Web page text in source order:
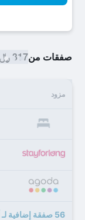
صفقات من317 ﷼
مزود
56 صفقة إضافية لـ أتش10 إتاكا